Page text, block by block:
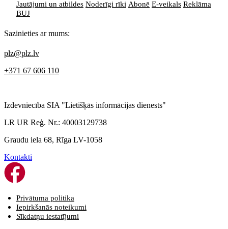
Jautājumi un atbildes Noderīgi rīki Abonē E-veikals Reklāma
BUJ
Sazinieties ar mums:
plz@plz.lv
+371 67 606 110
Izdevniecība SIA "Lietišķās informācijas dienests"
LR UR Reģ. Nr.: 40003129738
Graudu iela 68, Rīga LV-1058
Kontakti
Privātuma politika
Iepirkšanās noteikumi
Sīkdatņu iestatījumi